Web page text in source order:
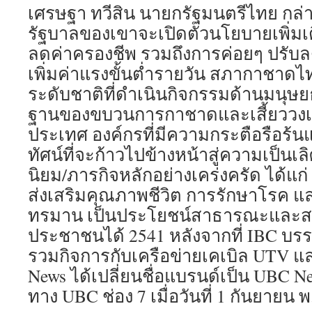
เศรษฐา ทวีสิน นายกรัฐมนตรีไทย กล่
รัฐบาลของเขาจะเปิดตัวนโยบายเพิ่
ลดค่าครองชีพ รวมถึงการค่อยๆ ปรับ
เพิ่มค่าแรงขั้นต่ำรายวัน สภากาชาด
ระดับชาติที่ดำเนินกิจกรรมด้านมนุษ
ฐานของขบวนการกาชาดและเสี้ยววง
ประเทศ องค์กรที่มีความกระตือรือร้
ทัศน์ที่จะก้าวไปข้างหน้าสู่ความเป็น
นิยม/ภารกิจหลักอย่างเคร่งครัด ได้แ
ส่งเสริมคุณภาพชีวิต การรักษาโรค
ทรมาน เป็นประโยชน์สาธารณะและ
ประชาชนได้ 2541 หลังจากที่ IBC บ
รวมกิจการกับเครือข่ายเคเบิล UTV แ
News ได้เปลี่ยนชื่อแบรนด์เป็น UBC
ทาง UBC ช่อง 7 เมื่อวันที่ 1 กันยายน